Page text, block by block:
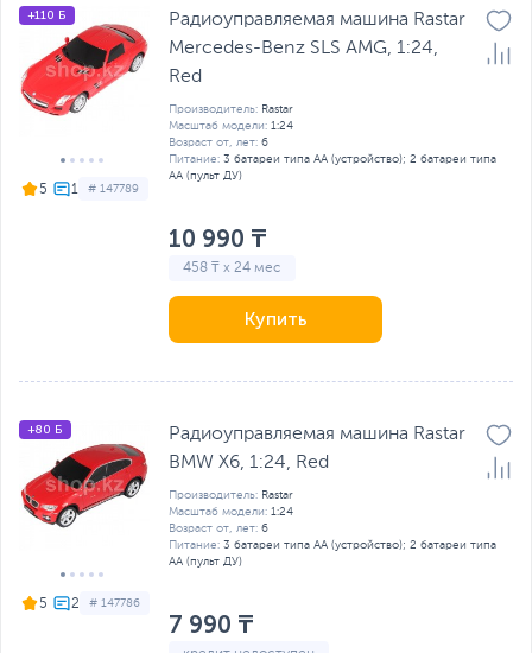
5 # 147789
+110 Б
Радиоуправляемая машина Rastar
Mercedes-Benz SLS AMG, 1:24,
Red
Производитель: Rastar
Масштаб модели: 1:24
Возраст от, лет: 6
Питание: 3 батареи типа AA (устройство); 2 батареи типа
AA (пульт ДУ)
10 990 ₸
458 ₸ x 24 мес
Купить
5 # 147786
+80 Б
Радиоуправляемая машина Rastar
BMW X6, 1:24, Red
Производитель: Rastar
Масштаб модели: 1:24
Возраст от, лет: 6
Питание: 3 батареи типа AA (устройство); 2 батареи типа
AA (пульт ДУ)
7 990 ₸